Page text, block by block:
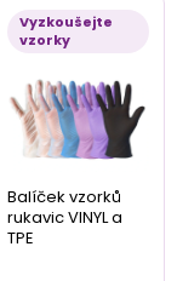
Vyzkoušejte
vzorky
Balíček vzorků
rukavic VINYL a
TPE